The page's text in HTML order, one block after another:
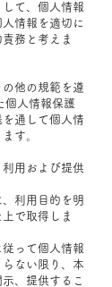
て、個人情報
情報を適切に
務と考えま
他の規範を遵
個人情報保護
通して個人情
す。
用および提供
利用目的を明
で取得しま
って個人情報
ない限り、本
、提供するこ